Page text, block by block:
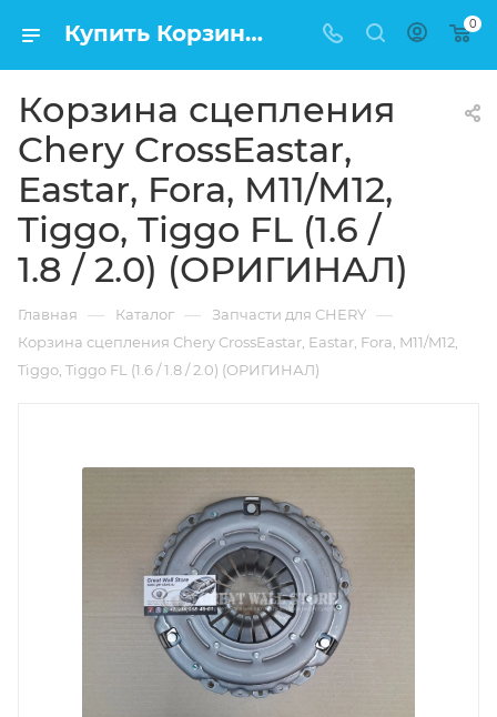
Купить Корзина сцепления Chery CrossEastar, Eastar, Fora, M11/M12, Tiggo, Tiggo FL (1.6 / 1.8 / 2.0) (ОРИГИНАЛ) в Москве по низкой цене 0
Корзина сцепления
Chery CrossEastar,
Eastar, Fora, M11/M12,
Tiggo, Tiggo FL (1.6 /
1.8 / 2.0) (ОРИГИНАЛ)
Главная — Каталог — Запчасти для CHERY —
Корзина сцепления Chery CrossEastar, Eastar, Fora, M11/M12,
Tiggo, Tiggo FL (1.6 / 1.8 / 2.0) (ОРИГИНАЛ)